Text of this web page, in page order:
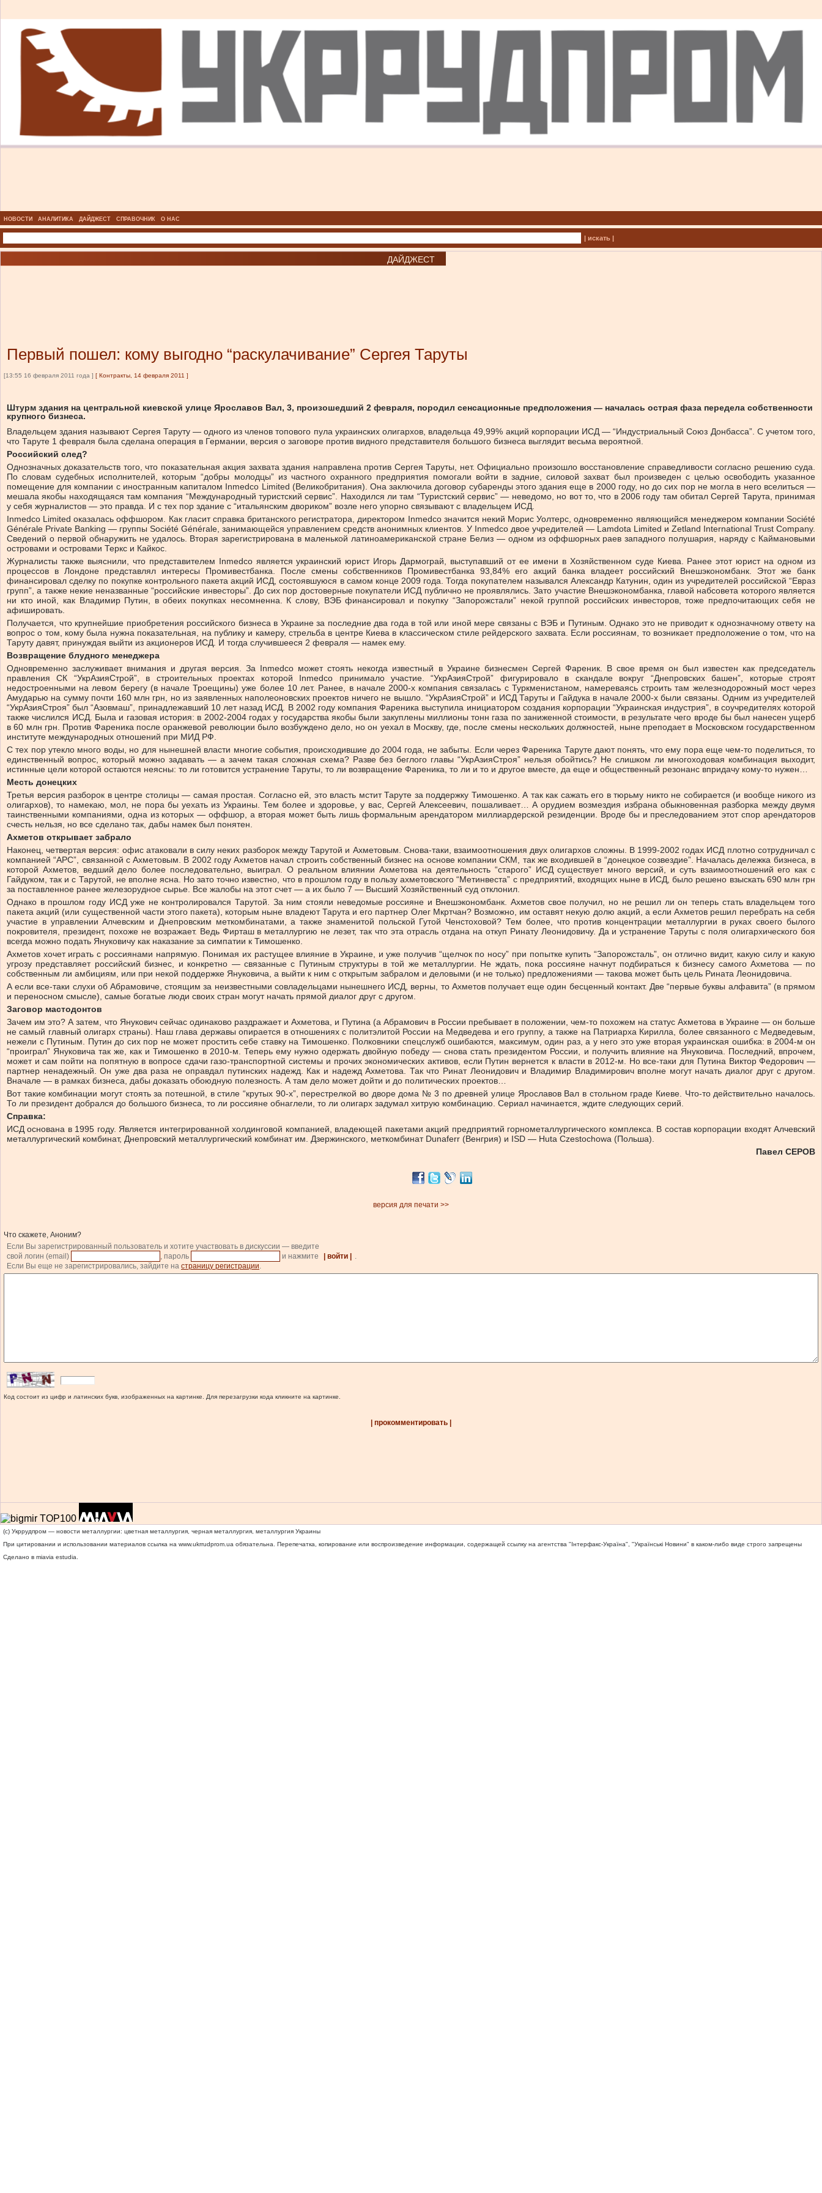
НОВОСТИ АНАЛИТИКА ДАЙДЖЕСТ СПРАВОЧНИК О НАС
| искать |
ДАЙДЖЕСТ
Первый пошел: кому выгодно “раскулачивание” Сергея Таруты
[13:55 16 февраля 2011 года ] [ Контракты, 14 февраля 2011 ]
Штурм здания на центральной киевской улице Ярославов Вал, 3, произошедший 2 февраля, породил сенсационные предположения — началась острая фаза передела собственности
крупного бизнеса.
Владельцем здания называют Сергея Таруту — одного из членов топового пула украинских олигархов, владельца 49,99% акций корпорации ИСД — “Индустриальный Союз Донбасса”. С учетом того,
что Таруте 1 февраля была сделана операция в Германии, версия о заговоре против видного представителя большого бизнеса выглядит весьма вероятной.
Российский след?
Однозначных доказательств того, что показательная акция захвата здания направлена против Сергея Таруты, нет. Официально произошло восстановление справедливости согласно решению суда.
По словам судебных исполнителей, которым “добры молодцы” из частного охранного предприятия помогали войти в задние, силовой захват был произведен с целью освободить указанное
помещение для компании с иностранным капиталом Inmedco Limited (Великобритания). Она заключила договор субаренды этого здания еще в 2000 году, но до сих пор не могла в него вселиться —
мешала якобы находящаяся там компания “Международный туристский сервис”. Находился ли там “Туристский сервис” — неведомо, но вот то, что в 2006 году там обитал Сергей Тарута, принимая
у себя журналистов — это правда. И с тех пор здание с “итальянским двориком” возле него упорно связывают с владельцем ИСД.
Inmedco Limited оказалась оффшором. Как гласит справка британского регистратора, директором Inmedco значится некий Морис Уолтерс, одновременно являющийся менеджером компании Société
Générale Private Banking — группы Société Générale, занимающейся управлением средств анонимных клиентов. У Inmedco двое учредителей — Lamdota Limited и Zetland International Trust Company.
Сведений о первой обнаружить не удалось. Вторая зарегистрирована в маленькой латиноамериканской стране Белиз — одном из оффшорных раев западного полушария, наряду с Каймановыми
островами и островами Теркс и Кайкос.
Журналисты также выяснили, что представителем Inmedco является украинский юрист Игорь Дармограй, выступавший от ее имени в Хозяйственном суде Киева. Ранее этот юрист на одном из
процессов в Лондоне представлял интересы Промивестбанка. После смены собственников Промивестбанка 93,84% его акций банка владеет российский Внешэкономбанк. Этот же банк
финансировал сделку по покупке контрольного пакета акций ИСД, состоявшуюся в самом конце 2009 года. Тогда покупателем назывался Александр Катунин, один из учредителей российской “Евраз
групп”, а также некие неназванные “российские инвесторы”. До сих пор достоверные покупатели ИСД публично не проявлялись. Зато участие Внешэкономбанка, главой набсовета которого является
ни кто иной, как Владимир Путин, в обеих покупках несомненна. К слову, ВЭБ финансировал и покупку “Запорожстали” некой группой российских инвесторов, тоже предпочитающих себя не
афишировать.
Получается, что крупнейшие приобретения российского бизнеса в Украине за последние два года в той или иной мере связаны с ВЭБ и Путиным. Однако это не приводит к однозначному ответу на
вопрос о том, кому была нужна показательная, на публику и камеру, стрельба в центре Киева в классическом стиле рейдерского захвата. Если россиянам, то возникает предположение о том, что на
Таруту давят, принуждая выйти из акционеров ИСД. И тогда случившееся 2 февраля — намек ему.
Возвращение блудного менеджера
Одновременно заслуживает внимания и другая версия. За Inmedco может стоять некогда известный в Украине бизнесмен Сергей Фареник. В свое время он был известен как председатель
правления СК “УкрАзияСтрой”, в строительных проектах которой Inmedco принимало участие. “УкрАзияСтрой” фигурировало в скандале вокруг “Днепровских башен”, которые строят
недостроенными на левом берегу (в начале Троещины) уже более 10 лет. Ранее, в начале 2000-х компания связалась с Туркменистаном, намереваясь строить там железнодорожный мост через
Амударью на сумму почти 160 млн грн, но из заявленных наполеоновских проектов ничего не вышло. “УкрАзияСтрой” и ИСД Таруты и Гайдука в начале 2000-х были связаны. Одним из учредителей
“УкрАзияСтроя” был “Азовмаш”, принадлежавший 10 лет назад ИСД. В 2002 году компания Фареника выступила инициатором создания корпорации “Украинская индустрия”, в соучредителях которой
также числился ИСД. Была и газовая история: в 2002-2004 годах у государства якобы были закуплены миллионы тонн газа по заниженной стоимости, в результате чего вроде бы был нанесен ущерб
в 60 млн грн. Против Фареника после оранжевой революции было возбуждено дело, но он уехал в Москву, где, после смены нескольких должностей, ныне преподает в Московском государственном
институте международных отношений при МИД РФ.
С тех пор утекло много воды, но для нынешней власти многие события, происходившие до 2004 года, не забыты. Если через Фареника Таруте дают понять, что ему пора еще чем-то поделиться, то
единственный вопрос, который можно задавать — а зачем такая сложная схема? Разве без беглого главы “УкрАзияСтроя” нельзя обойтись? Не слишком ли многоходовая комбинация выходит,
истинные цели которой остаются неясны: то ли готовится устранение Таруты, то ли возвращение Фареника, то ли и то и другое вместе, да еще и общественный резонанс впридачу кому-то нужен…
Месть донецких
Третья версия разборок в центре столицы — самая простая. Согласно ей, это власть мстит Таруте за поддержку Тимошенко. А так как сажать его в тюрьму никто не собирается (и вообще никого из
олигархов), то намекаю, мол, не пора бы уехать из Украины. Тем более и здоровье, у вас, Сергей Алексеевич, пошаливает… А орудием возмездия избрана обыкновенная разборка между двумя
таинственными компаниями, одна из которых — оффшор, а вторая может быть лишь формальным арендатором миллиардерской резиденции. Вроде бы и преследованием этот спор арендаторов
счесть нельзя, но все сделано так, дабы намек был понятен.
Ахметов открывает забрало
Наконец, четвертая версия: офис атаковали в силу неких разборок между Тарутой и Ахметовым. Снова-таки, взаимоотношения двух олигархов сложны. В 1999-2002 годах ИСД плотно сотрудничал с
компанией “АРС”, связанной с Ахметовым. В 2002 году Ахметов начал строить собственный бизнес на основе компании СКМ, так же входившей в “донецкое созвездие”. Началась дележка бизнеса, в
которой Ахметов, ведший дело более последовательно, выиграл. О реальном влиянии Ахметова на деятельность “старого” ИСД существует много версий, и суть взаимоотношений его как с
Гайдуком, так и с Тарутой, не вполне ясна. Но зато точно известно, что в прошлом году в пользу ахметовского “Метинвеста” с предприятий, входящих ныне в ИСД, было решено взыскать 690 млн грн
за поставленное ранее железорудное сырье. Все жалобы на этот счет — а их было 7 — Высший Хозяйственный суд отклонил.
Однако в прошлом году ИСД уже не контролировался Тарутой. За ним стояли неведомые россияне и Внешэкономбанк. Ахметов свое получил, но не решил ли он теперь стать владельцем того
пакета акций (или существенной части этого пакета), которым ныне владеют Тарута и его партнер Олег Мкртчан? Возможно, им оставят некую долю акций, а если Ахметов решил перебрать на себя
участие в управлении Алчевским и Днепровским меткомбинатами, а также знаменитой польской Гутой Ченстоховой? Тем более, что против концентрации металлургии в руках своего былого
покровителя, президент, похоже не возражает. Ведь Фирташ в металлургию не лезет, так что эта отрасль отдана на откуп Ринату Леонидовичу. Да и устранение Таруты с поля олигархического боя
всегда можно подать Януковичу как наказание за симпатии к Тимошенко.
Ахметов хочет играть с россиянами напрямую. Понимая их растущее влияние в Украине, и уже получив “щелчок по носу” при попытке купить “Запорожсталь”, он отлично видит, какую силу и какую
угрозу представляет российский бизнес, и конкретно — связанные с Путиным структуры в той же металлургии. Не ждать, пока россияне начнут подбираться к бизнесу самого Ахметова — по
собственным ли амбициям, или при некой поддержке Януковича, а выйти к ним с открытым забралом и деловыми (и не только) предложениями — такова может быть цель Рината Леонидовича.
А если все-таки слухи об Абрамовиче, стоящим за неизвестными совладельцами нынешнего ИСД, верны, то Ахметов получает еще один бесценный контакт. Две “первые буквы алфавита” (в прямом
и переносном смысле), самые богатые люди своих стран могут начать прямой диалог друг с другом.
Заговор мастодонтов
Зачем им это? А затем, что Янукович сейчас одинаково раздражает и Ахметова, и Путина (а Абрамович в России пребывает в положении, чем-то похожем на статус Ахметова в Украине — он больше
не самый главный олигарх страны). Наш глава державы опирается в отношениях с политэлитой России на Медведева и его группу, а также на Патриарха Кирилла, более связанного с Медведевым,
нежели с Путиным. Путин до сих пор не может простить себе ставку на Тимошенко. Полковники спецслужб ошибаются, максимум, один раз, а у него это уже вторая украинская ошибка: в 2004-м он
“проиграл” Януковича так же, как и Тимошенко в 2010-м. Теперь ему нужно одержать двойную победу — снова стать президентом России, и получить влияние на Януковича. Последний, впрочем,
может и сам пойти на попятную в вопросе сдачи газо-транспортной системы и прочих экономических активов, если Путин вернется к власти в 2012-м. Но все-таки для Путина Виктор Федорович —
партнер ненадежный. Он уже два раза не оправдал путинских надежд. Как и надежд Ахметова. Так что Ринат Леонидович и Владимир Владимирович вполне могут начать диалог друг с другом.
Вначале — в рамках бизнеса, дабы доказать обоюдную полезность. А там дело может дойти и до политических проектов…
Вот такие комбинации могут стоять за потешной, в стиле “крутых 90-х”, перестрелкой во дворе дома № 3 по древней улице Ярославов Вал в стольном граде Киеве. Что-то действительно началось.
То ли президент добрался до большого бизнеса, то ли россияне обнаглели, то ли олигарх задумал хитрую комбинацию. Сериал начинается, ждите следующих серий.
Справка:
ИСД основана в 1995 году. Является интегрированной холдинговой компанией, владеющей пакетами акций предприятий горнометаллургического комплекса. В состав корпорации входят Алчевский
металлургический комбинат, Днепровский металлургический комбинат им. Дзержинского, меткомбинат Dunaferr (Венгрия) и ISD — Huta Czestochowa (Польша).
Павел СЕРОВ
версия для печати >>
Что скажете, Аноним?
Если Вы зарегистрированный пользователь и хотите участвовать в дискуссии — введите
свой логин (email)
, пароль и нажмите | войти |
.
Если Вы еще не зарегистрировались, зайдите на страницу регистрации.
Код состоит из цифр и латинских букв, изображенных на картинке. Для перезагрузки кода кликните на картинке.
| прокомментировать |
(c) Укррудпром — новости металлургии: цветная металлургия, черная металлургия, металлургия Украины
При цитировании и использовании материалов ссылка на www.ukrrudprom.ua обязательна. Перепечатка, копирование или воспроизведение информации, содержащей ссылку на агентства "Iнтерфакс-Україна", "Українськi Новини" в каком-либо виде строго запрещены
Сделано в miavia estudia.